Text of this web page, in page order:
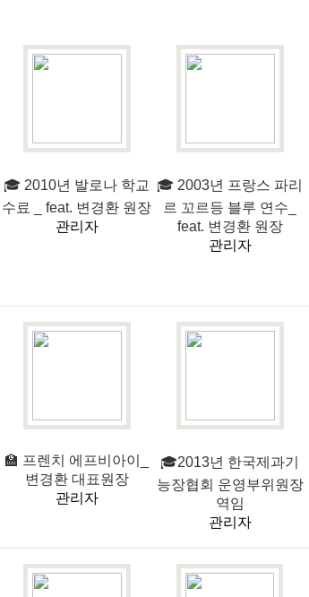
🎓 2010년 발로나 학교
수료 _ feat. 변경환 원장
관리자
🎓 2003년 프랑스 파리
르 꼬르등 블루 연수_
feat. 변경환 원장
관리자
🏫 프렌치 에프비아이_
변경환 대표원장
관리자
🎓2013년 한국제과기
능장협회 운영부위원장
역임
관리자